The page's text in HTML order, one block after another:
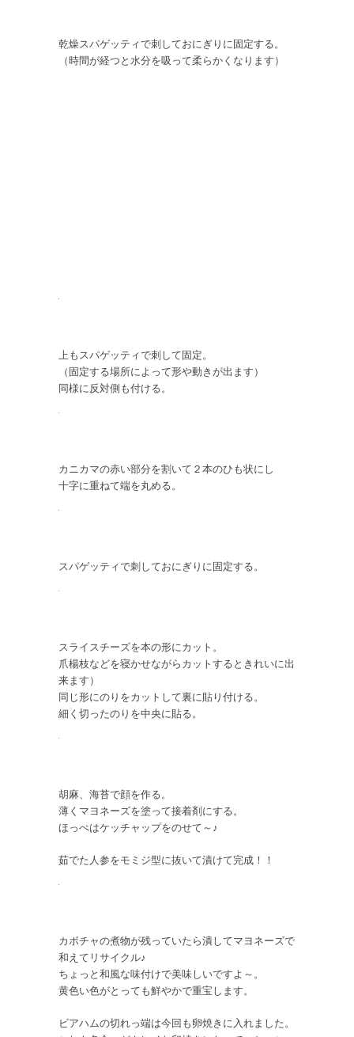
乾燥スパゲッティで刺しておにぎりに固定する。
（時間が経つと水分を吸って柔らかくなります）
上もスパゲッティで刺して固定。
（固定する場所によって形や動きが出ます）
同様に反対側も付ける。
カニカマの赤い部分を割いて２本のひも状にし
十字に重ねて端を丸める。
スパゲッティで刺しておにぎりに固定する。
スライスチーズを本の形にカット。
爪楊枝などを寝かせながらカットするときれいに出
来ます）
同じ形にのりをカットして裏に貼り付ける。
細く切ったのりを中央に貼る。
胡麻、海苔で顔を作る。
薄くマヨネーズを塗って接着剤にする。
ほっぺはケッチャップをのせて～♪
茹でた人参をモミジ型に抜いて漬けて完成！！
カボチャの煮物が残っていたら潰してマヨネーズで
和えてリサイクル♪
ちょっと和風な味付けで美味しいですよ～。
黄色い色がとっても鮮やかで重宝します。
ビアハムの切れっ端は今回も卵焼きに入れました。